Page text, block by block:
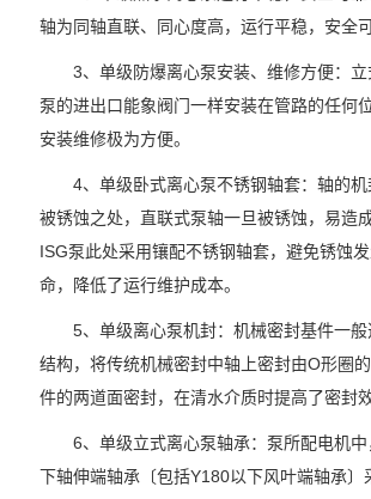
轴为同轴直联、同心度高，运行平稳，安全可
3、单级防爆离心泵安装、维修方便：立
泵的进出口能象阀门一样安装在管路的任何
安装维修极为方便。
4、单级卧式离心泵不锈钢轴套：轴的机
被锈蚀之处，直联式泵轴一旦被锈蚀，易造
ISG泵此处采用镶配不锈钢轴套，避免锈蚀
命，降低了运行维护成本。
5、单级离心泵机封：机械密封基件一般
结构，将传统机械密封中轴上密封由O形圈
件的两道面密封，在清水介质时提高了密封效
6、单级立式离心泵轴承：泵所配电机中
下轴伸端轴承〔包括Y180以下风叶端轴承〕